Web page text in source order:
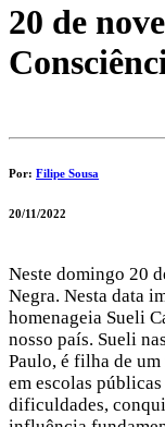
20 de
Por: Filipe Sousa
20/11/2022
Neste domingo 20
Negra. Nesta data
homenageia Sueli
nosso país. Sueli
Paulo, é filha de
em escolas
dificuldades,